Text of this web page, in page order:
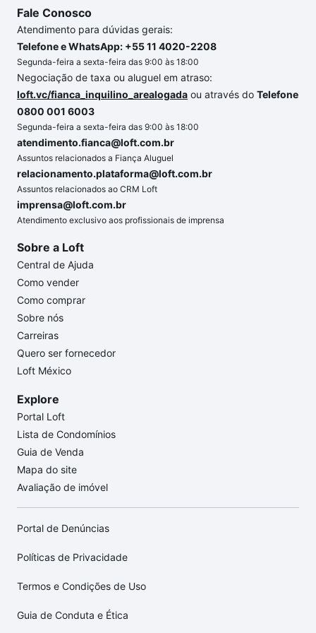
Fale Conosco
Atendimento para dúvidas gerais:
Telefone e WhatsApp: +55 11 4020-2208
Segunda-feira a sexta-feira das 9:00 às 18:00
Negociação de taxa ou aluguel em atraso:
loft.vc/fianca_inquilino_arealogada ou através do Telefone
0800 001 6003
Segunda-feira a sexta-feira das 9:00 às 18:00
atendimento.fianca@loft.com.br
Assuntos relacionados a Fiança Aluguel
relacionamento.plataforma@loft.com.br
Assuntos relacionados ao CRM Loft
imprensa@loft.com.br
Atendimento exclusivo aos profissionais de imprensa
Sobre a Loft
Central de Ajuda
Como vender
Como comprar
Sobre nós
Carreiras
Quero ser fornecedor
Loft México
Explore
Portal Loft
Lista de Condomínios
Guia de Venda
Mapa do site
Avaliação de imóvel
Portal de Denúncias
Políticas de Privacidade
Termos e Condições de Uso
Guia de Conduta e Ética